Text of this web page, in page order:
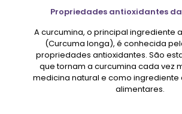
Propriedades antioxidantes
A curcumina, o principal ingrediente
(Curcuma longa), é conhecida
propriedades antioxidantes. São
que tornam a curcumina cada vez
medicina natural e como ingrediente
alimentares.